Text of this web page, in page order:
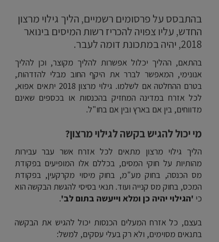
בהתבסס על פרסומים רשמיים, הליך גילוי מרצון
החדש, עליו צפויה להכריז רשות המיסים בינואר
2018, יהיה במתכונת דומה לעבר.
בהתאם, ההליך יכלול אפשרות להליך מקוצר, וכן להליך
אנונימי, המאפשר לברר את היקף החוב מבלי להזדהות,
בטרם ההחלטה אם לשלמו. גילוי מרצון 2018 יתאים אפוא,
לכל אזרח במדינה המחזיק בהכנסות או בכספים שאינם
מדווחים, בין אם בארץ ובין אם בחו"ל.
מי יכול להגיש בקשה לגילוי מרצון?
הליך גילוי מרצון מתאים לכל אזרח אשר עבר עבירות
מהותיות על חוקי המסים, בכללם אלו המופיעים בפקודת
מס הכנסה, בחוק מע"מ, בחוק מיסוי מקרקעין, בפקודת
המכס, בחוק מס קנייה ועוד. תנאי בסיסי להגשת הבקשה הוא
כי 'הגילוי יהיה כן ומלא וייעשה בתום לב'.
בעצם, כל אזרח המעלים הכנסות יכול להגיש את הבקשה
בתנאים מסוימים, ולא רק בעלי עסקים, למשל: